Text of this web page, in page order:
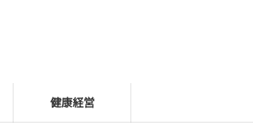
健康経営